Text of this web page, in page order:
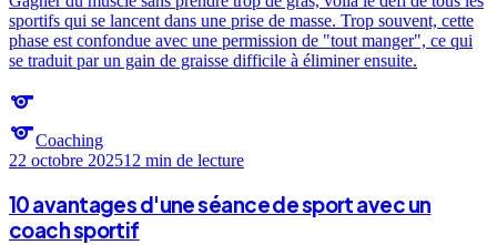
sportifs qui se lancent dans une prise de masse. Trop souvent, cette
phase est confondue avec une permission de "tout manger", ce qui
se traduit par un gain de graisse difficile à éliminer ensuite.
sports
sportsCoaching
22 octobre 202512 min de lecture
10 avantages d'une séance de sport avec un
coach sportif